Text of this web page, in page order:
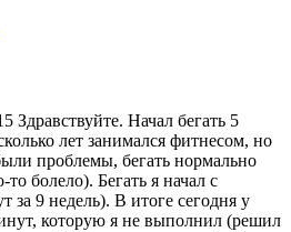
Здравствуйте. Начал бегать 5
лет занимался фитнесом, но
проблемы, бегать нормально
то болело). Бегать я начал с
9 недель). В итоге сегодня у
которую я не выполнил (решил